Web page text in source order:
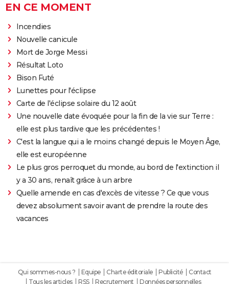
EN CE MOMENT
Incendies
Nouvelle canicule
Mort de Jorge Messi
Résultat Loto
Bison Futé
Lunettes pour l'éclipse
Carte de l'éclipse solaire du 12 août
Une nouvelle date évoquée pour la fin de la vie sur Terre :
elle est plus tardive que les précédentes !
C'est la langue qui a le moins changé depuis le Moyen Âge,
elle est européenne
Le plus gros perroquet du monde, au bord de l'extinction il
y a 30 ans, renaît grâce à un arbre
Quelle amende en cas d'excès de vitesse ? Ce que vous
devez absolument savoir avant de prendre la route des
vacances
Qui sommes-nous ? Equipe Charte éditoriale Publicité
Contact
Tous les articles
RSS Recrutement Données personnelles